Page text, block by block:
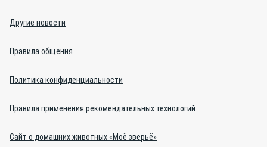
Другие новости
Правила общения
Политика конфиденциальности
Правила применения рекомендательных технологий
Сайт о домашних животных «Моё зверьё»